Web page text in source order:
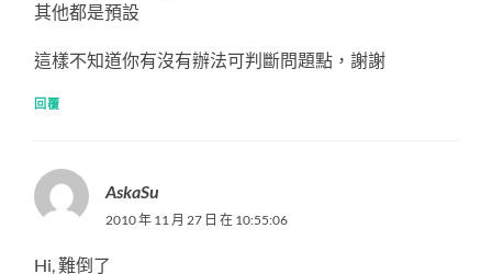
其他都是預設
這樣不知道你有沒有辦法可判斷問題點，謝謝
回覆
AskaSu
2010 年 11 月 27 日 在 10:55:06
Hi, 難倒了